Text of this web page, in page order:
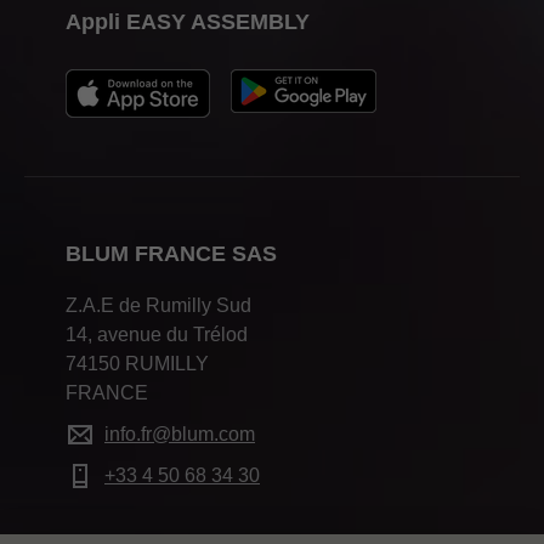
BLUM FRANCE SAS
Z.A.E de Rumilly Sud
14, avenue du Trélod
74150 RUMILLY
FRANCE
info.fr@blum.com
+33 4 50 68 34 30
Appli EASY ASSEMBLY